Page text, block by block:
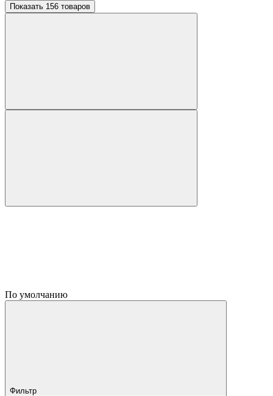
Показать 156 товаров
По умолчанию
Фильтр